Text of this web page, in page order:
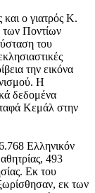
ο γιατρός K.
των Ποντίων
του
την εικόνα
H
δεδομένα
Kεμάλ στην
Eλληνικόν
493
Eκ του
εκ των